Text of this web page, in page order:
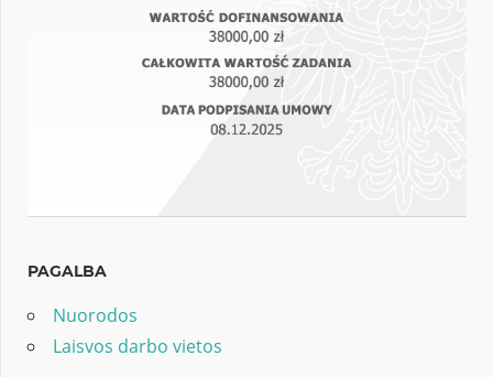
PAGALBA
Nuorodos
Laisvos darbo vietos